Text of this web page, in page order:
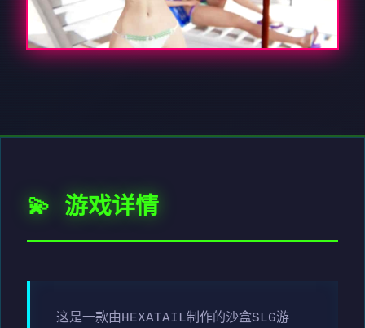
💫 游戏详情
这是一款由HEXATAIL制作的沙盒SLG游